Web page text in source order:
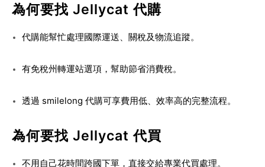
為何要找 Jellycat 代購
代購能幫忙處理國際運送、關稅及物流追蹤。
有免稅州轉運站選項，幫助節省消費稅。
透過 smilelong 代購可享費用低、效率高的完整流程。
為何要找 Jellycat 代買
不用自己花時間跨國下單，直接交給專業代買處理。